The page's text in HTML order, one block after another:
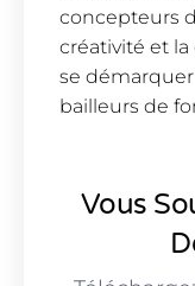
concepteurs
créativité et
se démarquer
bailleurs de
Vous